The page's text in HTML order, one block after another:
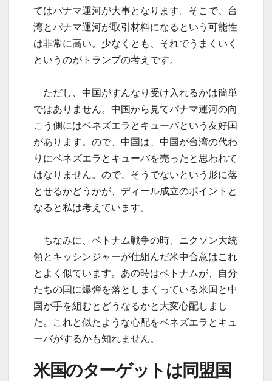
てはパナマ運河が大事となります。そこで、台
湾とパナマ運河が取引材料になるという可能性
は非常に高い。少なくとも、それでうまくいく
というのがトランプの考えです。
ただし、中国がすんなり受け入れるかは簡単
ではありません。中国から見てパナマ運河の向
こう側にはベネズエラとキューバという友好国
があります。ので、中国は、中国が台湾の代わ
りにベネズエラとキューバを売ったと思われて
はなりません。ので、そうでないという形に落
とせるかどうかが、ディール成立のポイントと
なると私は考えています。
ちなみに、ベトナム戦争の時、ニクソン大統
領とキッシンジャーが仕組んだ米中合意はこれ
とよく似ています。あの時はベトナムが、自分
たちの国に爆弾を落としまくっている米国と中
国が手を組むとどうなるかと大変心配しまし
た。これと似たような心配をベネズエラとキュ
ーバがするかも知れません。
米国のターゲットは同盟国